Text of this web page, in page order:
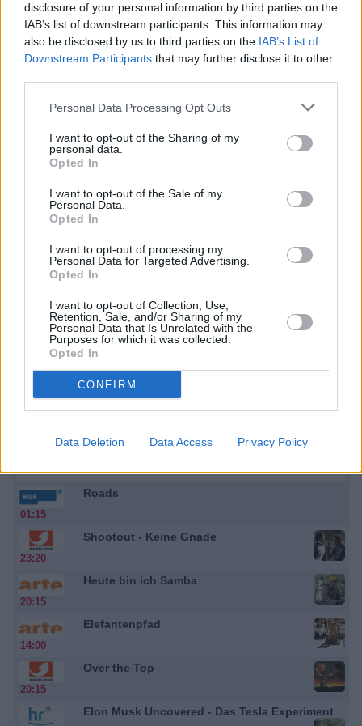
disclosure of your personal information by third parties on the
IAB’s list of downstream participants. This information may
also be disclosed by us to third parties on the IAB’s List of
Downstream Participants that may further disclose it to other
Personal Data Processing Opt Outs
I want to opt-out of the Sharing of my
personal data.
Opted In
I want to opt-out of the Sale of my
Personal Data.
Opted In
I want to opt-out of processing my
Personal Data for Targeted Advertising.
Opted In
I want to opt-out of Collection, Use,
Retention, Sale, and/or Sharing of my
Personal Data that Is Unrelated with the
Purposes for which it was collected.
Opted In
CONFIRM
Data Deletion Data Access Privacy Policy
Die PS Profis - Spezial Vollgas mit Freunden
Details
erwartet, erlebt sein blaues Wunder! Zu Land, zu Wasser und
Dortmunder Sunny Boy einmal mehr zum Duell auf Rädern. Sein
Gegner ist diesmal das Szene-„Schwergewicht“ Helge Thomsen.
2 weitere Sendetermine
SPIELFILM
James Bond:
Licence to Kill, USA
1989
RTL Nitro, 20:15-
Der vielgesuchte Drogendealer Sanchez kann nach seiner
Festnahme entkommen. Er rächt sich an Felix, welcher ihn
sich dabei gegen seinen Arbeitgeber - den britische Geheimdienst -
01:15
Roads
23:20
Shootout - Keine Gnade
20:15
Heute bin ich Samba
14:00
Elefantenpfad
20:15
Over the Top
Elon Musk Uncovered - Das Tesla Experiment